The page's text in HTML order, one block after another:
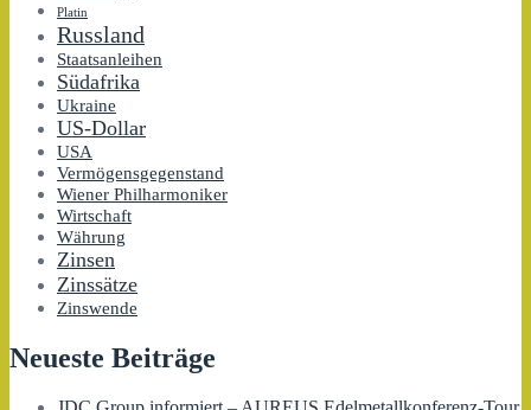
Platin
Russland
Staatsanleihen
Südafrika
Ukraine
US-Dollar
USA
Vermögensgegenstand
Wiener Philharmoniker
Wirtschaft
Währung
Zinsen
Zinssätze
Zinswende
Neueste Beiträge